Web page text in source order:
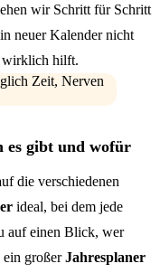
wir Schritt für Schritt
neuer Kalender nicht
wirklich hilft.
Zeit, Nerven
es gibt und wofür
die verschiedenen
ideal, bei dem jede
auf einen Blick, wer
ein großerJahresplaner